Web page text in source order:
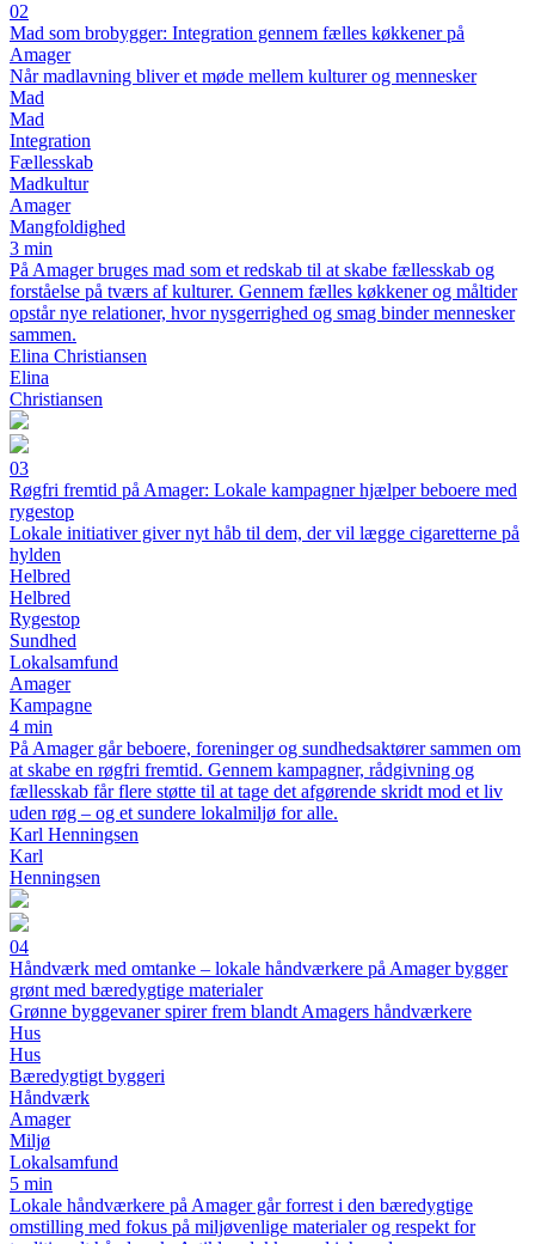
02
Mad som brobygger: Integration gennem fælles køkkener på
Amager
Når madlavning bliver et møde mellem kulturer og mennesker
Mad
Mad
Integration
Fællesskab
Madkultur
Amager
Mangfoldighed
3 min
På Amager bruges mad som et redskab til at skabe fællesskab og
forståelse på tværs af kulturer. Gennem fælles køkkener og måltider
opstår nye relationer, hvor nysgerrighed og smag binder mennesker
sammen.
Elina Christiansen
Elina
Christiansen
03
Røgfri fremtid på Amager: Lokale kampagner hjælper beboere med
rygestop
Lokale initiativer giver nyt håb til dem, der vil lægge cigaretterne på
hylden
Helbred
Helbred
Rygestop
Sundhed
Lokalsamfund
Amager
Kampagne
4 min
På Amager går beboere, foreninger og sundhedsaktører sammen om
at skabe en røgfri fremtid. Gennem kampagner, rådgivning og
fællesskab får flere støtte til at tage det afgørende skridt mod et liv
uden røg – og et sundere lokalmiljø for alle.
Karl Henningsen
Karl
Henningsen
04
Håndværk med omtanke – lokale håndværkere på Amager bygger
grønt med bæredygtige materialer
Grønne byggevaner spirer frem blandt Amagers håndværkere
Hus
Hus
Bæredygtigt byggeri
Håndværk
Amager
Miljø
Lokalsamfund
5 min
Lokale håndværkere på Amager går forrest i den bæredygtige
omstilling med fokus på miljøvenlige materialer og respekt for